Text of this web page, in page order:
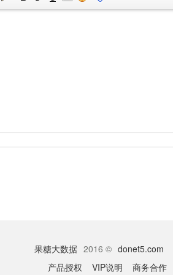
果糖大数据 2016 © donet5.com
产品授权
VIP说明 商务合作